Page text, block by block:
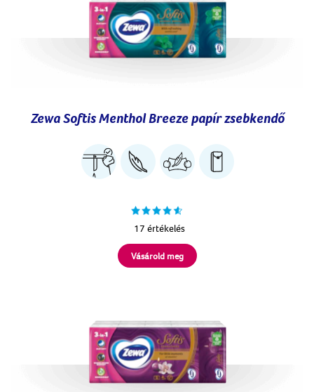
Zewa Softis Menthol Breeze papír zsebkendő
17 értékelés
Vásárold meg